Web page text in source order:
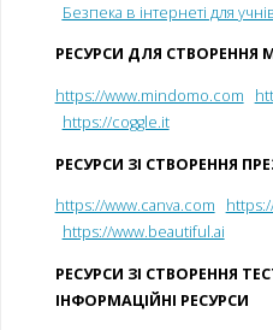
Безпека в інтернеті для
РЕСУРСИ ДЛЯ СТВОРЕННЯ
https://www.mindomo.com
https://coggle.it
РЕСУРСИ ЗІ СТВОРЕННЯ
https://www.canva.com
https://www.beautiful.ai
РЕСУРСИ ЗІ СТВОРЕННЯ
ІНФОРМАЦІЙНІ РЕСУРСИ